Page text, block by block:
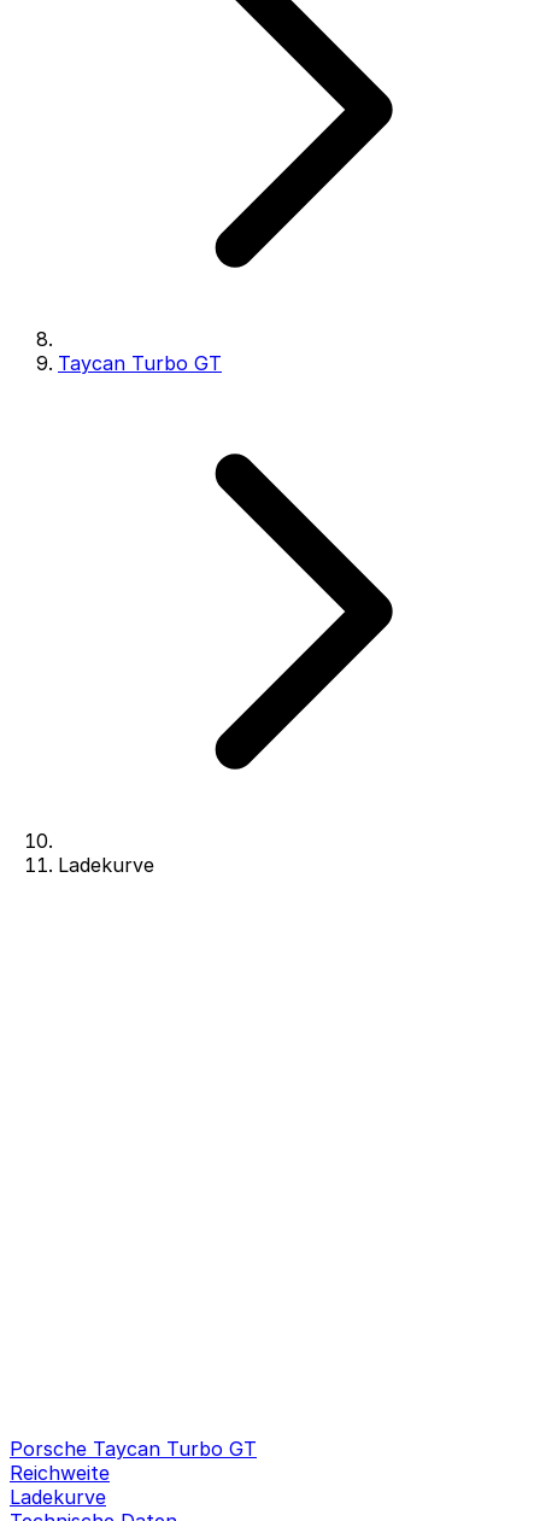
Taycan Turbo GT
Ladekurve
Porsche Taycan Turbo GT
Reichweite
Ladekurve